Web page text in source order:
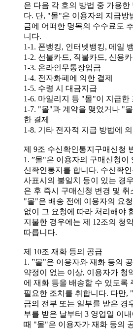
은 다음 각 호의 방법 중 가용한
다. 단, "몰"은 이용자의 지급방
금에 어떠한 명목의 수수료도
니다.
1-1. 폰뱅킹, 인터넷뱅킹, 메일
1-2. 선불카드, 직불카드, 신용
1-3. 온라인무통장입금
1-4. 전자화폐에 의한 결제
1-5. 수령 시 대금지급
1-6. 마일리지 등 "몰"이 지급한
1-7. "몰"과 계약을 맺었거나 "
한 결제
1-8. 기타 전자적 지급 방법에
제 9조 수신확인통지구매신청
1. ”몰"은 이용자의 구매신청이
신확인통지를 합니다. 수신확
사표시의 불일치 등이 있는 경
은 후 즉시 구매신청 변경 및 취
"몰"은 배송 전에 이용자의 요
없이 그 요청에 따라 처리해야
지불한 경우에는 제 12조의 청
따릅니다.
제 10조 재화 등의 공급
1. ”몰"은 이용자와 재화 등의
약정이 없는 이상, 이용자가 청
에 재화 등을 배송할 수 있도록
필요한 조치를 취합니다. 다만,
금의 전부 또는 일부를 받은 경
부를 받은 날부터 3 영업일 이
때 "몰"은 이용자가 재화 등의